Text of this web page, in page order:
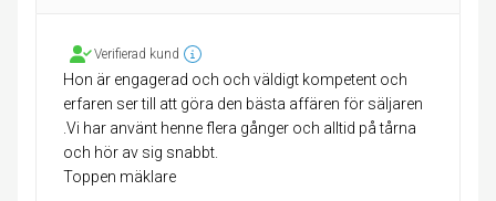
Verifierad kund
Hon är engagerad och och väldigt kompetent och
erfaren ser till att göra den bästa affären för säljaren
.Vi har använt henne flera gånger och alltid på tårna
och hör av sig snabbt.
Toppen mäklare